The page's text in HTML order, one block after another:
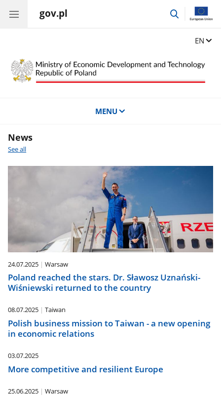
gov.pl
EN
MENU
News
See all
24.07.2025 Warsaw
Poland reached the stars. Dr. Sławosz Uznański-
Wiśniewski returned to the country
08.07.2025 Taiwan
Polish business mission to Taiwan - a new opening
in economic relations
03.07.2025
More competitive and resilient Europe
25.06.2025 Warsaw